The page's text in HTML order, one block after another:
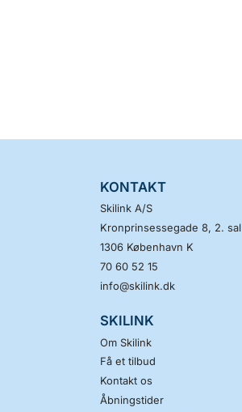
KONTAKT
Skilink A/S
Kronprinsessegade 8, 2. sal
1306 København K
70 60 52 15
info@skilink.dk
SKILINK
Om Skilink
Få et tilbud
Kontakt os
Åbningstider